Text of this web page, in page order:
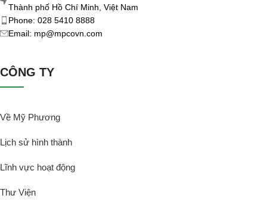
Thành phố Hồ Chí Minh, Việt Nam
Phone: 028 5410 8888
Email: mp@mpcovn.com
CÔNG TY
Về Mỹ Phương
Lịch sử hình thành
Lĩnh vực hoạt động
Thư Viện